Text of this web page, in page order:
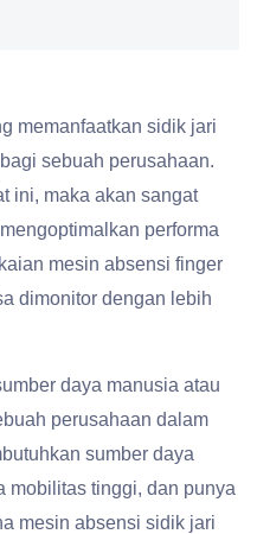
memanfaatkan sidik jari
sebuah perusahaan.
ini, maka akan sangat
performa
mesin absensi finger
dimonitor dengan lebih
daya manusia atau
perusahaan dalam
sumber daya
mobilitas tinggi, dan punya
mesin absensi sidik jari